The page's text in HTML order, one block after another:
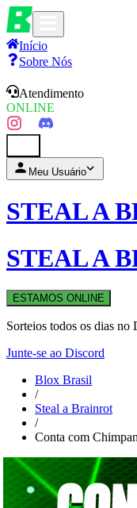
Início
Sobre Nós
Atendimento
ONLINE
Meu Usuário
STEAL A
STEAL A
ESTAMOS ONLINE
Sorteios todos os dias no
Junte-se ao Discord
Blox Brasil
/
Steal a Brainrot
/
Conta com